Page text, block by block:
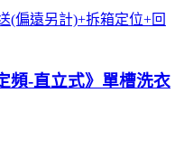
(偏遠另計)+拆箱定位+回
頻-直立式》單槽洗衣